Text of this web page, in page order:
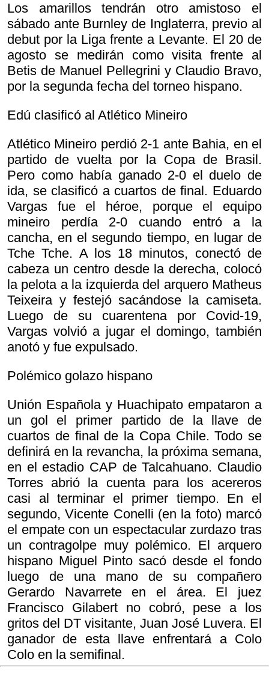
Los amarillos tendrán otro amistoso el
sábado ante Burnley de Inglaterra, previo al
debut por la Liga frente a Levante. El 20 de
agosto se medirán como visita frente al
Betis de Manuel Pellegrini y Claudio Bravo,
por la segunda fecha del torneo hispano.
Edú clasificó al Atlético Mineiro
Atlético Mineiro perdió 2-1 ante Bahia, en el
partido de vuelta por la Copa de Brasil.
Pero como había ganado 2-0 el duelo de
ida, se clasificó a cuartos de final. Eduardo
Vargas fue el héroe, porque el equipo
mineiro perdía 2-0 cuando entró a la
cancha, en el segundo tiempo, en lugar de
Tche Tche. A los 18 minutos, conectó de
cabeza un centro desde la derecha, colocó
la pelota a la izquierda del arquero Matheus
Teixeira y festejó sacándose la camiseta.
Luego de su cuarentena por Covid-19,
Vargas volvió a jugar el domingo, también
anotó y fue expulsado.
Polémico golazo hispano
Unión Española y Huachipato empataron a
un gol el primer partido de la llave de
cuartos de final de la Copa Chile. Todo se
definirá en la revancha, la próxima semana,
en el estadio CAP de Talcahuano. Claudio
Torres abrió la cuenta para los acereros
casi al terminar el primer tiempo. En el
segundo, Vicente Conelli (en la foto) marcó
el empate con un espectacular zurdazo tras
un contragolpe muy polémico. El arquero
hispano Miguel Pinto sacó desde el fondo
luego de una mano de su compañero
Gerardo Navarrete en el área. El juez
Francisco Gilabert no cobró, pese a los
gritos del DT visitante, Juan José Luvera. El
ganador de esta llave enfrentará a Colo
Colo en la semifinal.